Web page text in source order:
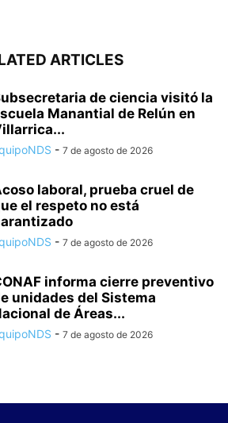
ARTICLES
de ciencia visitó la
Manantial de Relún en
- 7 de agosto de 2026
laboral, prueba cruel de
el respeto no está
- 7 de agosto de 2026
informa cierre preventivo
unidades del Sistema
de Áreas...
- 7 de agosto de 2026